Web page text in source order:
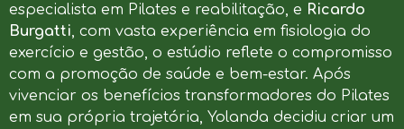
especialista em Pilates e reabilitação, e Ricardo
Burgatti, com vasta experiência em fisiologia do
exercício e gestão, o estúdio reflete o compromisso
com a promoção de saúde e bem-estar. Após
vivenciar os benefícios transformadores do Pilates
em sua própria trajetória, Yolanda decidiu criar um